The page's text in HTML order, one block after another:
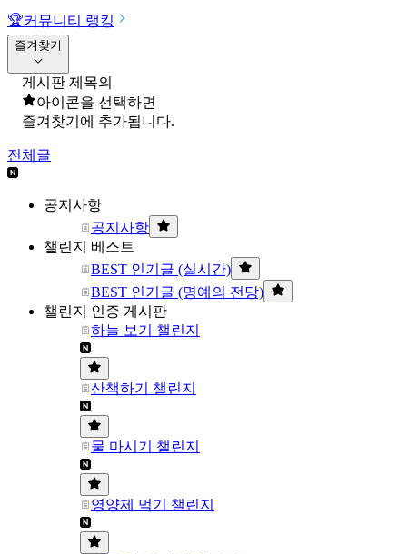
🏆커뮤니티 랭킹
즐겨찾기
게시판 제목의
아이콘을 선택하면
즐겨찾기에 추가됩니다.
전체글
공지사항
공지사항
챌린지 베스트
BEST 인기글 (실시간)
BEST 인기글 (명예의 전당)
챌린지 인증 게시판
하늘 보기 챌린지
산책하기 챌린지
물 마시기 챌린지
영양제 먹기 챌린지